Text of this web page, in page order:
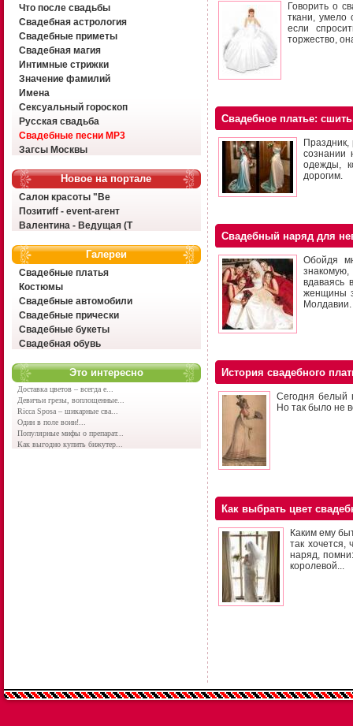
Что после свадьбы
Свадебная астрология
Свадебные приметы
Свадебная магия
Интимные стрижки
Значение фамилий
Имена
Сексуальный гороскоп
Русская свадьба
Свадебные песни MP3
Загсы Москвы
Новое на портале
Салон красоты "Ве
Позитиff - event-агент
Валентина - Ведущая (Т
Галереи
Свадебные платья
Костюмы
Свадебные автомобили
Свадебные прически
Свадебные букеты
Свадебная обувь
Это интересно
Доставка цветов – всегда е...
Девичьи грезы, воплощенные...
Ricca Sposa – шикарные сва...
Один в поле воин!...
Популярные мифы о препарат...
Как выгодно купить бижутер...
Говорить о
ткани, умело
если
торжество,
Свадебное платье:
сознании
одежды,
дорогим.
Свадебный наряд для
Обойдя
вдаваясь
женщины
Молдавии.
История свадебного
Сегодня белый
Но так было не
Как выбрать цвет
Каким ему
так
наряд,
королевой...